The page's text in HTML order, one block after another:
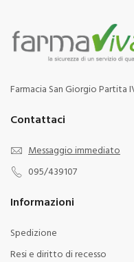
Farmacia San Giorgio Partita
Contattaci
Messaggio immediato
095/439107
Informazioni
Spedizione
Resi e diritto di recesso